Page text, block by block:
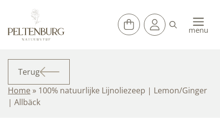
de
inhoud
menu
Terug
Home » 100% natuurlijke Lijnoliezeep | Lemon/Ginger
| Allbäck